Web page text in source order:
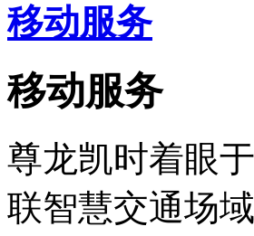
移动服务
移动服务
尊龙凯时着眼
联智慧交通场